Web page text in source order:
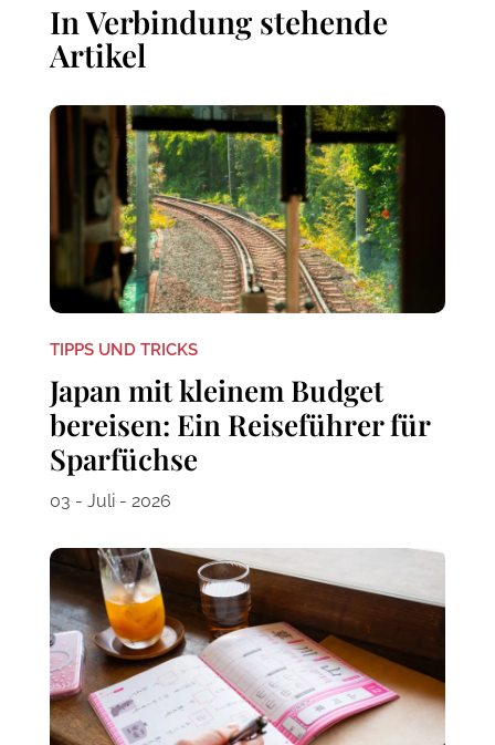
In Verbindung stehende
Artikel
TIPPS UND TRICKS
Japan mit kleinem Budget
bereisen: Ein Reiseführer für
Sparfüchse
03 - Juli - 2026